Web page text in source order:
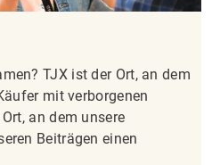
TJX ist der Ort, an dem
mit verborgenen
an dem unsere
Beiträgen einen